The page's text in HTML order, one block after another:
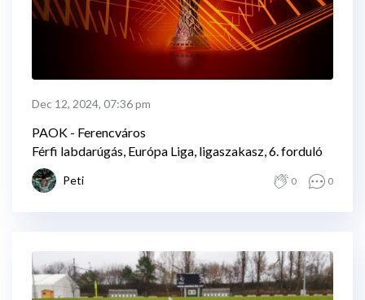
Dec 12, 2024, 07:36 pm
PAOK - Ferencváros
Férfi labdarúgás, Európa Liga, ligaszakasz, 6. forduló
Peti 0 0